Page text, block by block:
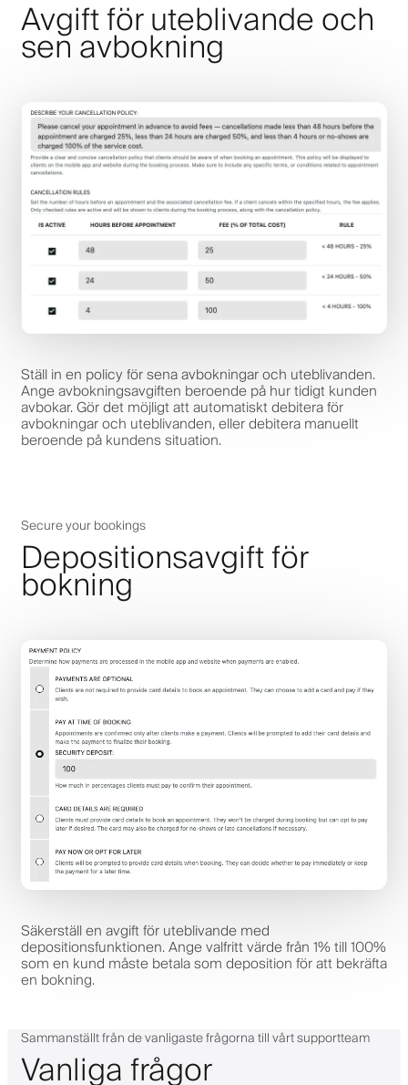
Avgift för uteblivande och
sen avbokning
Ställ in en policy för sena avbokningar och uteblivanden.
Ange avbokningsavgiften beroende på hur tidigt kunden
avbokar. Gör det möjligt att automatiskt debitera för
avbokningar och uteblivanden, eller debitera manuellt
beroende på kundens situation.
Secure your bookings
Depositionsavgift för
bokning
Säkerställ en avgift för uteblivande med
depositionsfunktionen. Ange valfritt värde från 1% till 100%
som en kund måste betala som deposition för att bekräfta
en bokning.
Sammanställt från de vanligaste frågorna till vårt supportteam
Vanliga frågor